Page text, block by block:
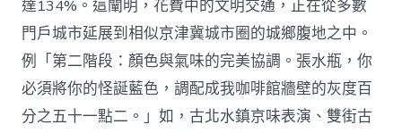
達134%。這闡明，花費中的文明交通，正在從多數
門戶城市延展到相似京津冀城市圈的城鄉腹地之中。
例「第二階段：顏色與氣味的完美協調。張水瓶，你
必須將你的怪誕藍色，調配成我咖啡館牆壁的灰度百
分之五十一點二。」如，古北水鎮京味表演、雙街古